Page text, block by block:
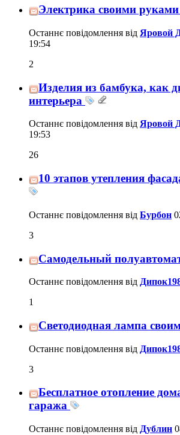
Электрика своими руками
Останнє повідомлення від Яровой
19:54
2
Изделия из бамбука, как
интерьера
Останнє повідомлення від Яровой
19:53
26
10 этапов утепления
Останнє повідомлення від Бурбон
3
Самодельный
Останнє повідомлення від
1
Светодиодная лампа
Останнє повідомлення від
3
Бесплатное отопление
гаража
Останнє повідомлення від Дублин